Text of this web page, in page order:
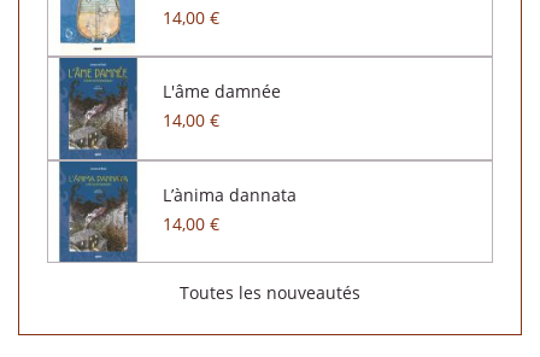
14,00 €
L'âme damnée
14,00 €
L’ànima dannata
14,00 €
Toutes les nouveautés